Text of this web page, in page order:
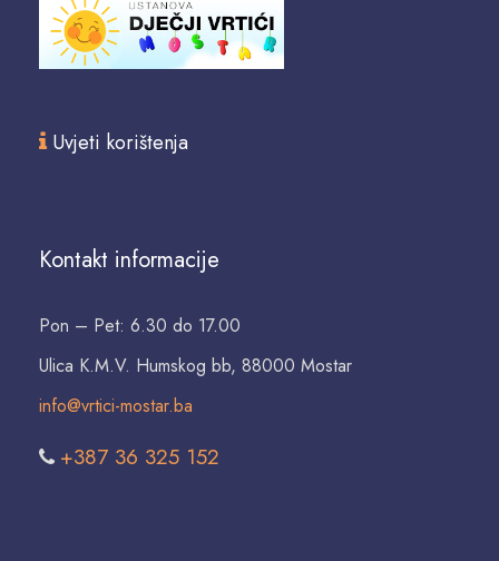
Uvjeti korištenja
Kontakt informacije
Pon – Pet: 6.30 do 17.00
Ulica K.M.V. Humskog bb, 88000 Mostar
info@vrtici-mostar.ba
+387 36 325 152